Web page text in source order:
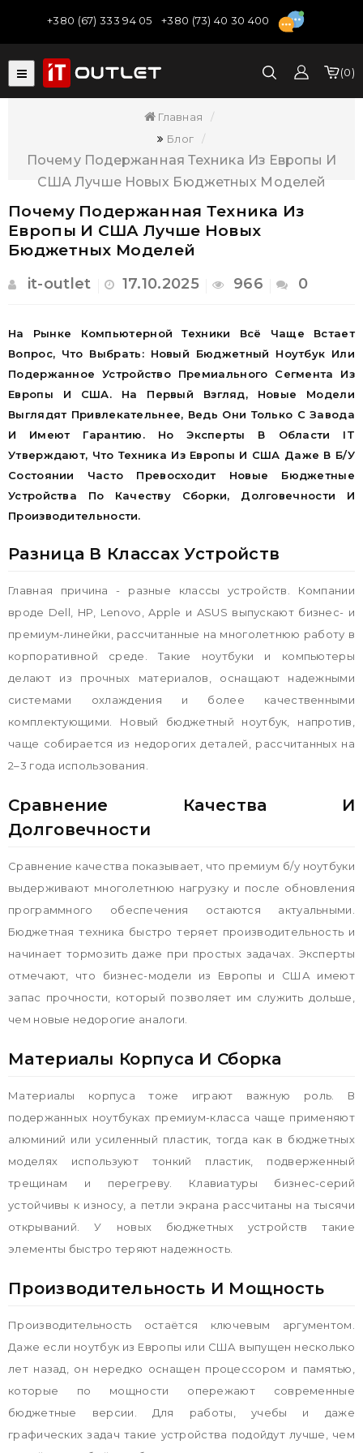
+380 (67) 333 94 05 +380 (73) 40 30 400
0
Главная
Блог
Почему Подержанная Техника Из Европы И
США Лучше Новых Бюджетных Моделей
Почему Подержанная Техника Из
Европы И США Лучше Новых
Бюджетных Моделей
it-outlet 17.10.2025 966 0
На Рынке Компьютерной Техники Всё Чаще Встает
Вопрос, Что Выбрать: Новый Бюджетный Ноутбук Или
Подержанное Устройство Премиального Сегмента Из
Европы И США. На Первый Взгляд, Новые Модели
Выглядят Привлекательнее, Ведь Они Только С Завода
И Имеют Гарантию. Но Эксперты В Области IT
Утверждают, Что Техника Из Европы И США Даже В Б/у
Состоянии Часто Превосходит Новые Бюджетные
Устройства По Качеству Сборки, Долговечности И
Производительности.
Разница В Классах Устройств
Главная причина - разные классы устройств. Компании
вроде Dell, HP, Lenovo, Apple и ASUS выпускают бизнес- и
премиум-линейки, рассчитанные на многолетнюю работу в
корпоративной среде. Такие ноутбуки и компьютеры
делают из прочных материалов, оснащают надежными
системами охлаждения и более качественными
комплектующими. Новый бюджетный ноутбук, напротив,
чаще собирается из недорогих деталей, рассчитанных на
2–3 года использования.
Сравнение Качества И
Долговечности
Сравнение качества показывает, что премиум б/у ноутбуки
выдерживают многолетнюю нагрузку и после обновления
программного обеспечения остаются актуальными.
Бюджетная техника быстро теряет производительность и
начинает тормозить даже при простых задачах. Эксперты
отмечают, что бизнес-модели из Европы и США имеют
запас прочности, который позволяет им служить дольше,
чем новые недорогие аналоги.
Материалы Корпуса И Сборка
Материалы корпуса тоже играют важную роль. В
подержанных ноутбуках премиум-класса чаще применяют
алюминий или усиленный пластик, тогда как в бюджетных
моделях используют тонкий пластик, подверженный
трещинам и перегреву. Клавиатуры бизнес-серий
устойчивы к износу, а петли экрана рассчитаны на тысячи
открываний. У новых бюджетных устройств такие
элементы быстро теряют надежность.
Производительность И Мощность
Производительность остаётся ключевым аргументом.
Даже если ноутбук из Европы или США выпущен несколько
лет назад, он нередко оснащен процессором и памятью,
которые по мощности опережают современные
бюджетные версии. Для работы, учебы и даже
графических задач такие устройства подойдут лучше, чем